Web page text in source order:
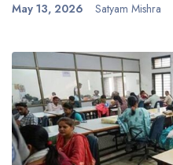
May 13, 2026 Satyam Mishra